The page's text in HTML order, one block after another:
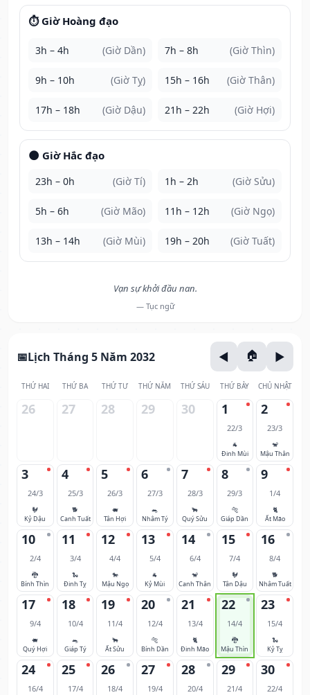
⏱️ Giờ Hoàng đạo
3h – 4h (Giờ Dần) 7h – 8h (Giờ Thìn)
9h – 10h (Giờ Tỵ) 15h – 16h (Giờ Thân)
17h – 18h (Giờ Dậu) 21h – 22h (Giờ Hợi)
🌑 Giờ Hắc đạo
23h – 0h (Giờ Tí) 1h – 2h (Giờ Sửu)
5h – 6h (Giờ Mão) 11h – 12h (Giờ Ngọ)
13h – 14h (Giờ Mùi) 19h – 20h (Giờ Tuất)
Vạn sự khởi đầu nan.
— Tục ngữ
Lịch Tháng 5 Năm 2032
THỨ HAI THỨ BA THỨ TƯ THỨ NĂM THỨ SÁU THỨ BẢY CHỦ NHẬT
26 27 28 29 30 1
22/3
🐐
Đinh Mùi
2
23/3
🐒
Mậu Thân
3
24/3
🐓
Kỷ Dậu
4
25/3
🐕
Canh Tuất
5
26/3
🐖
Tân Hợi
6
27/3
🐀
Nhâm Tý
7
28/3
🐂
Quý Sửu
8
29/3
🐅
Giáp Dần
9
1/4
🐈
Ất Mão
10
2/4
🐉
Bính Thìn
11
3/4
🐍
Đinh Tỵ
12
4/4
🐎
Mậu Ngọ
13
5/4
🐐
Kỷ Mùi
14
6/4
🐒
Canh Thân
15
7/4
🐓
Tân Dậu
16
8/4
🐕
Nhâm Tuất
17
9/4
🐖
Quý Hợi
18
10/4
🐀
Giáp Tý
19
11/4
🐂
Ất Sửu
20
12/4
🐅
Bính Dần
21
13/4
🐈
Đinh Mão
22
14/4
🐉
Mậu Thìn
23
15/4
🐍
Kỷ Tỵ
24
16/4
25
17/4
26
18/4
27
19/4
28
20/4
29
21/4
30
22/4